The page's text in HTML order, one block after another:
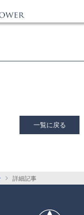
一覧に戻る
詳細記事